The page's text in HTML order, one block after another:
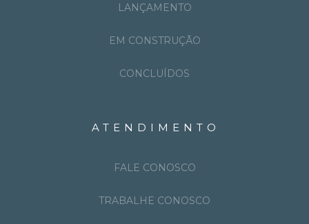
LANÇAMENTO
EM CONSTRUÇÃO
CONCLUÍDOS
ATENDIMENTO
FALE CONOSCO
TRABALHE CONOSCO